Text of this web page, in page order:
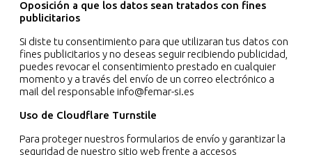
Oposición a que los datos sean tratados con fines
publicitarios
Si diste tu consentimiento para que utilizaran tus datos con
fines publicitarios y no deseas seguir recibiendo publicidad,
puedes revocar el consentimiento prestado en cualquier
momento y a través del envío de un correo electrónico a
mail del responsable info@femar-si.es
Uso de Cloudflare Turnstile
Para proteger nuestros formularios de envío y garantizar la
seguridad de nuestro sitio web frente a accesos